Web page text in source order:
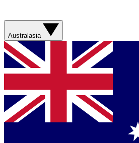
Australasia